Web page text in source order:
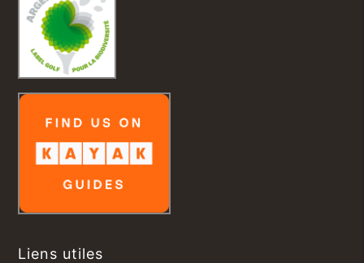
Liens utiles